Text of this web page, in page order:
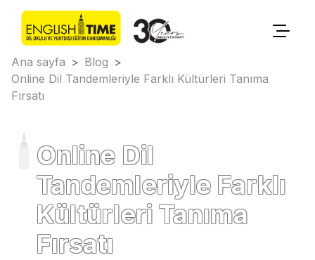
Ana sayfa > Blog >
Online Dil Tandemleriyle Farklı Kültürleri Tanıma
Fırsatı
Online Dil
Tandemleriyle Farklı
Kültürleri Tanıma
Fırsatı